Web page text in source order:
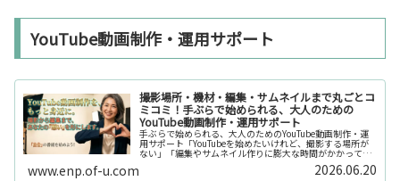
YouTube動画制作・運用サポート
撮影場所・機材・編集・サムネイルまで丸ごとコ
ミコミ！手ぶらで始められる、大人のための
YouTube動画制作・運用サポート
手ぶらで始められる、大人のためのYouTube動画制作・運
用サポート「YouTubeを始めたいけれど、撮影する場所が
ない」「編集やサムネイル作りに膨大な時間がかかって長
続きしない」「機材を揃えるだけで何万円もかかってしま
www.enp.of-u.com 2026.06.20